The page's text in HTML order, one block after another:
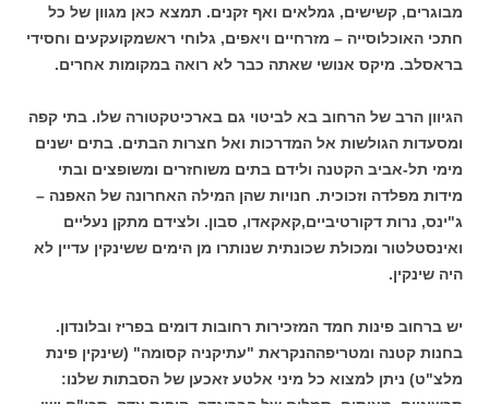
מבוגרים, קשישים, גמלאים ואף זקנים. תמצא כאן מגוון של כל
חתכי האוכלוסייה – מזרחיים ויאפים, גלוחי ראשמקועקעים וחסידי
בראסלב. מיקס אנושי שאתה כבר לא רואה במקומות אחרים.
הגיוון הרב של הרחוב בא לביטוי גם בארכיטקטורה שלו. בתי קפה
ומסעדות הגולשות אל המדרכות ואל חצרות הבתים. בתים ישנים
מימי תל-אביב הקטנה ולידם בתים משוחזרים ומשופצים ובתי
מידות מפלדה וזכוכית. חנויות שהן המילה האחרונה של האפנה –
ג"ינס, נרות דקורטיביים,קאקאדו, סבון. ולצידם מתקן נעליים
ואינסטלטור ומכולת שכונתית שנותרו מן הימים ששינקין עדיין לא
היה שינקין.
יש ברחוב פינות חמד המזכירות רחובות דומים בפריז ובלונדון.
בחנות קטנה ומטריפההנקראת "עתיקניה קסומה" (שינקין פינת
מלצ"ט) ניתן למצוא כל מיני אלטע זאכען של הסבתות שלנו: